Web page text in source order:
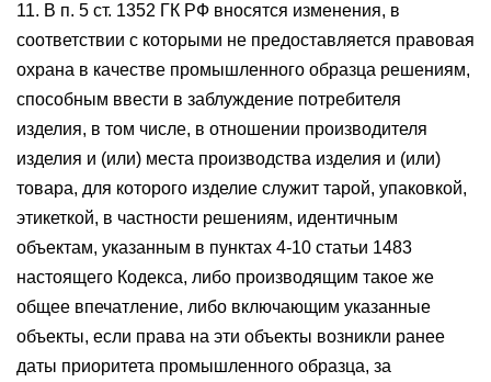
11. В п. 5 ст. 1352 ГК РФ вносятся изменения, в
соответствии с которыми не предоставляется правовая
охрана в качестве промышленного образца решениям,
способным ввести в заблуждение потребителя
изделия, в том числе, в отношении производителя
изделия и (или) места производства изделия и (или)
товара, для которого изделие служит тарой, упаковкой,
этикеткой, в частности решениям, идентичным
объектам, указанным в пунктах 4-10 статьи 1483
настоящего Кодекса, либо производящим такое же
общее впечатление, либо включающим указанные
объекты, если права на эти объекты возникли ранее
даты приоритета промышленного образца, за